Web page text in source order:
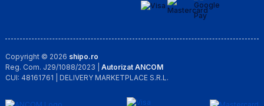
Copyright © 2026 shipo.ro
Reg. Com. J29/1088/2023 | Autorizat ANCOM
CUI: 48161761 | DELIVERY MARKETPLACE S.R.L.